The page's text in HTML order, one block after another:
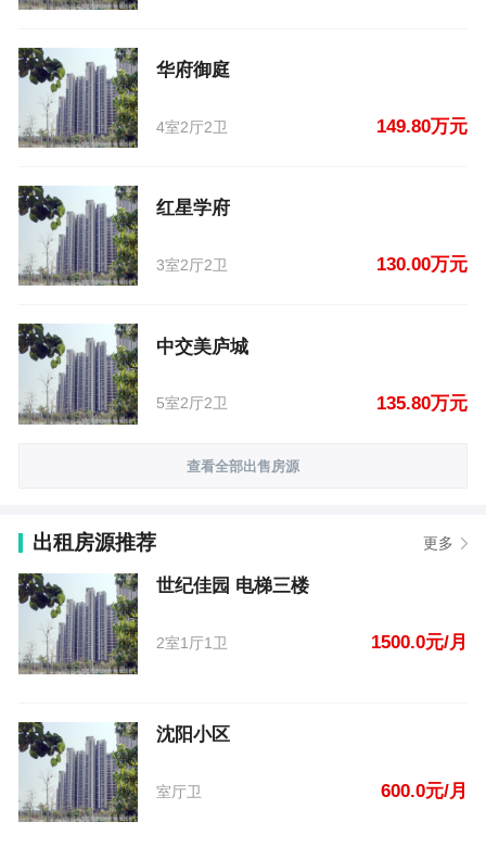
华府御庭
4室2厅2卫 149.80万元
红星学府
3室2厅2卫 130.00万元
中交美庐城
5室2厅2卫 135.80万元
查看全部出售房源
出租房源推荐 更多
世纪佳园 电梯三楼
2室1厅1卫 1500.0元/月
沈阳小区
室厅卫 600.0元/月